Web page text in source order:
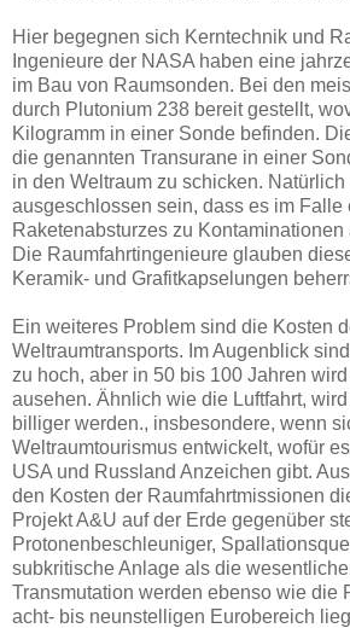
Hier begegnen sich Kerntechnik und
Ingenieure der NASA haben eine
im Bau von Raumsonden. Bei den
durch Plutonium 238 bereit gestellt,
Kilogramm in einer Sonde befinden.
die genannten Transurane in einer
in den Weltraum zu schicken. Natürlich
ausgeschlossen sein, dass es im Falle
Raketenabsturzes zu Kontaminationen
Die Raumfahrtingenieure glauben
Keramik- und Grafitkapselungen
Ein weiteres Problem sind die Kosten
Weltraumtransports. Im Augenblick
zu hoch, aber in 50 bis 100 Jahren
ausehen. Ähnlich wie die Luftfahrt,
billiger werden., insbesondere, wenn
Weltraumtourismus entwickelt, wofür
USA und Russland Anzeichen gibt.
den Kosten der Raumfahrtmissionen
Projekt A&U auf der Erde gegenüber
Protonenbeschleuniger,
subkritische Anlage als die
Transmutation werden ebenso wie die
acht- bis neunstelligen Eurobereich